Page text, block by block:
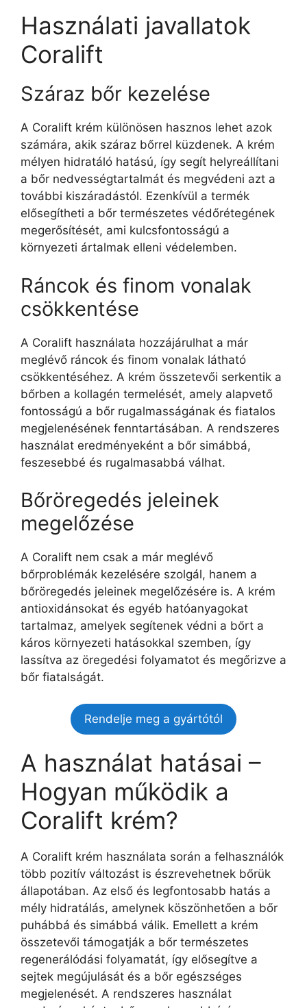
Használati javallatok
Coralift
Száraz bőr kezelése
A Coralift krém különösen hasznos lehet azok
számára, akik száraz bőrrel küzdenek. A krém
mélyen hidratáló hatású, így segít helyreállítani
a bőr nedvességtartalmát és megvédeni azt a
további kiszáradástól. Ezenkívül a termék
elősegítheti a bőr természetes védőrétegének
megerősítését, ami kulcsfontosságú a
környezeti ártalmak elleni védelemben.
Ráncok és finom vonalak
csökkentése
A Coralift használata hozzájárulhat a már
meglévő ráncok és finom vonalak látható
csökkentéséhez. A krém összetevői serkentik a
bőrben a kollagén termelését, amely alapvető
fontosságú a bőr rugalmasságának és fiatalos
megjelenésének fenntartásában. A rendszeres
használat eredményeként a bőr simábbá,
feszesebbé és rugalmasabbá válhat.
Bőröregedés jeleinek
megelőzése
A Coralift nem csak a már meglévő
bőrproblémák kezelésére szolgál, hanem a
bőröregedés jeleinek megelőzésére is. A krém
antioxidánsokat és egyéb hatóanyagokat
tartalmaz, amelyek segítenek védni a bőrt a
káros környezeti hatásokkal szemben, így
lassítva az öregedési folyamatot és megőrizve a
bőr fiatalságát.
Rendelje meg a gyártótól
A használat hatásai –
Hogyan működik a
Coralift krém?
A Coralift krém használata során a felhasználók
több pozitív változást is észrevehetnek bőrük
állapotában. Az első és legfontosabb hatás a
mély hidratálás, amelynek köszönhetően a bőr
puhábbá és simábbá válik. Emellett a krém
összetevői támogatják a bőr természetes
regenerálódási folyamatát, így elősegítve a
sejtek megújulását és a bőr egészséges
megjelenését. A rendszeres használat